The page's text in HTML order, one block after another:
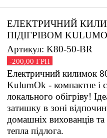
ЕЛЕКТРИЧНИЙ
ПІДІГРІВОМ
Артикул: K80-50-BR
-200,00 ГРН
Електричний килимок
KulumOk - компактне і
локального обігріву!
затишку в зоні
домашніх вихованців та
тепла підлога.